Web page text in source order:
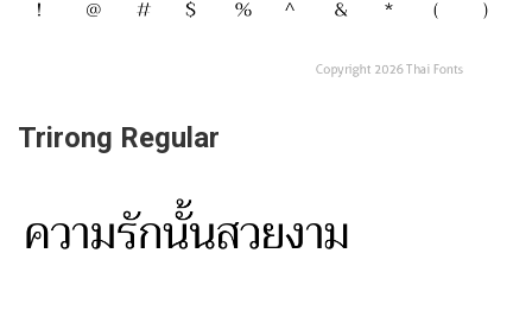
Trirong Regular